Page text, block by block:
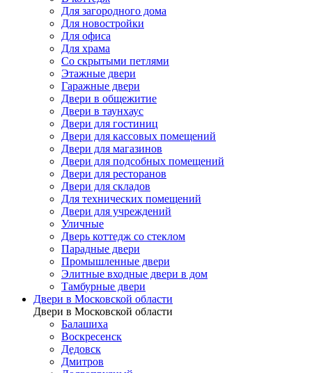
Для загородного дома
Для новостройки
Для офиса
Для храма
Со скрытыми петлями
Этажные двери
Гаражные двери
Двери в общежитие
Двери в таунхаус
Двери для гостиниц
Двери для кассовых помещений
Двери для магазинов
Двери для подсобных помещений
Двери для ресторанов
Двери для складов
Для технических помещений
Двери для учреждений
Уличные
Дверь коттедж со стеклом
Парадные двери
Промышленные двери
Элитные входные двери в дом
Тамбурные двери
Двери в Московской области
Двери в Московской области
Балашиха
Воскресенск
Дедовск
Дмитров